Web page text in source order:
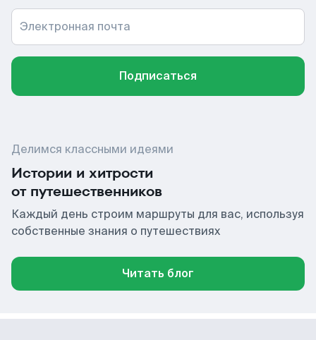
Электронная почта
Подписаться
Делимся классными идеями
Истории и хитрости
от путешественников
Каждый день строим маршруты для вас, используя
собственные знания о путешествиях
Читать блог